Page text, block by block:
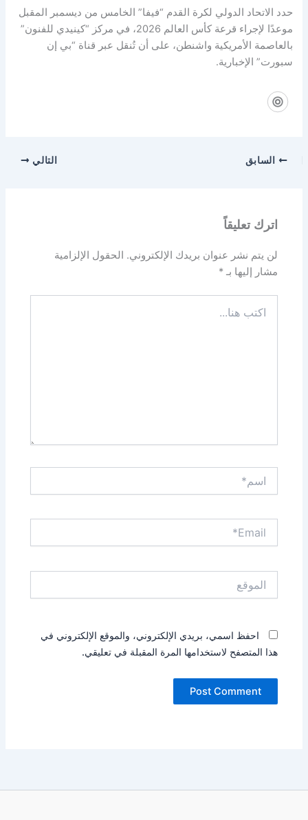
حدد الاتحاد الدولي لكرة القدم “فيفا” الخامس من ديسمبر المقبل
موعدًا لإجراء قرعة كأس العالم 2026، في مركز “كينيدي للفنون”
بالعاصمة الأمريكية واشنطن، على أن تُنقل عبر قناة “بي إن
سبورت” الإخبارية.
السابق التالي
اترك تعليقاً
لن يتم نشر عنوان بريدك الإلكتروني. الحقول الإلزامية
مشار إليها بـ*
هنا...
احفظ اسمي، بريدي الإلكتروني، والموقع الإلكتروني في
هذا المتصفح لاستخدامها المرة المقبلة في تعليقي.